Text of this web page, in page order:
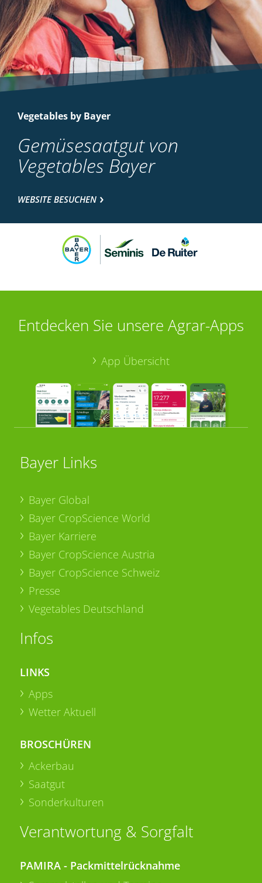
Vegetables by Bayer
Gemüsesaatgut von
Vegetables Bayer
WEBSITE BESUCHEN
Entdecken Sie unsere Agrar-Apps
App Übersicht
Bayer Links
Bayer Global
Bayer CropScience World
Bayer Karriere
Bayer CropScience Austria
Bayer CropScience Schweiz
Presse
Vegetables Deutschland
Infos
LINKS
Apps
Wetter Aktuell
BROSCHÜREN
Ackerbau
Saatgut
Sonderkulturen
Verantwortung & Sorgfalt
PAMIRA - Packmittelrücknahme